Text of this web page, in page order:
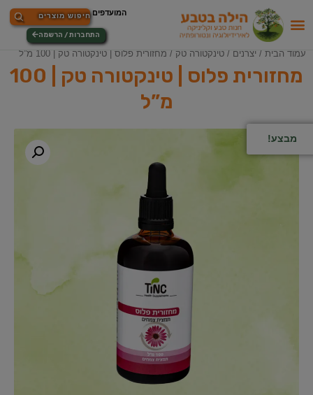
התחברות / הרשמה
עמוד הבית / יצרנים / טינקטורה טק / מחזורית פלוס | טינקטורה טק | 100 מ”ל
מחזורית פלוס | טינקטורה טק | 100
מ”ל
מבצע!